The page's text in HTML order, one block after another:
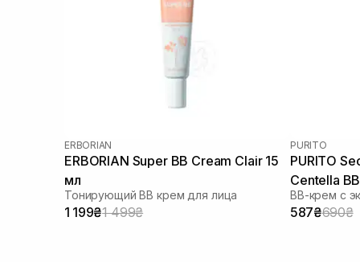
ERBORIAN
ERBORIAN Super ВВ Cream Clair 15
мл
Тонирующий BB крем для лица
1 199₴1 499₴
PURITO
PURITO
Centella
30 мл
ВВ-крем с
587₴690₴